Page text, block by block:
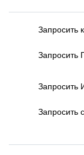
Запросить
Запросить
Запросить
Запросить